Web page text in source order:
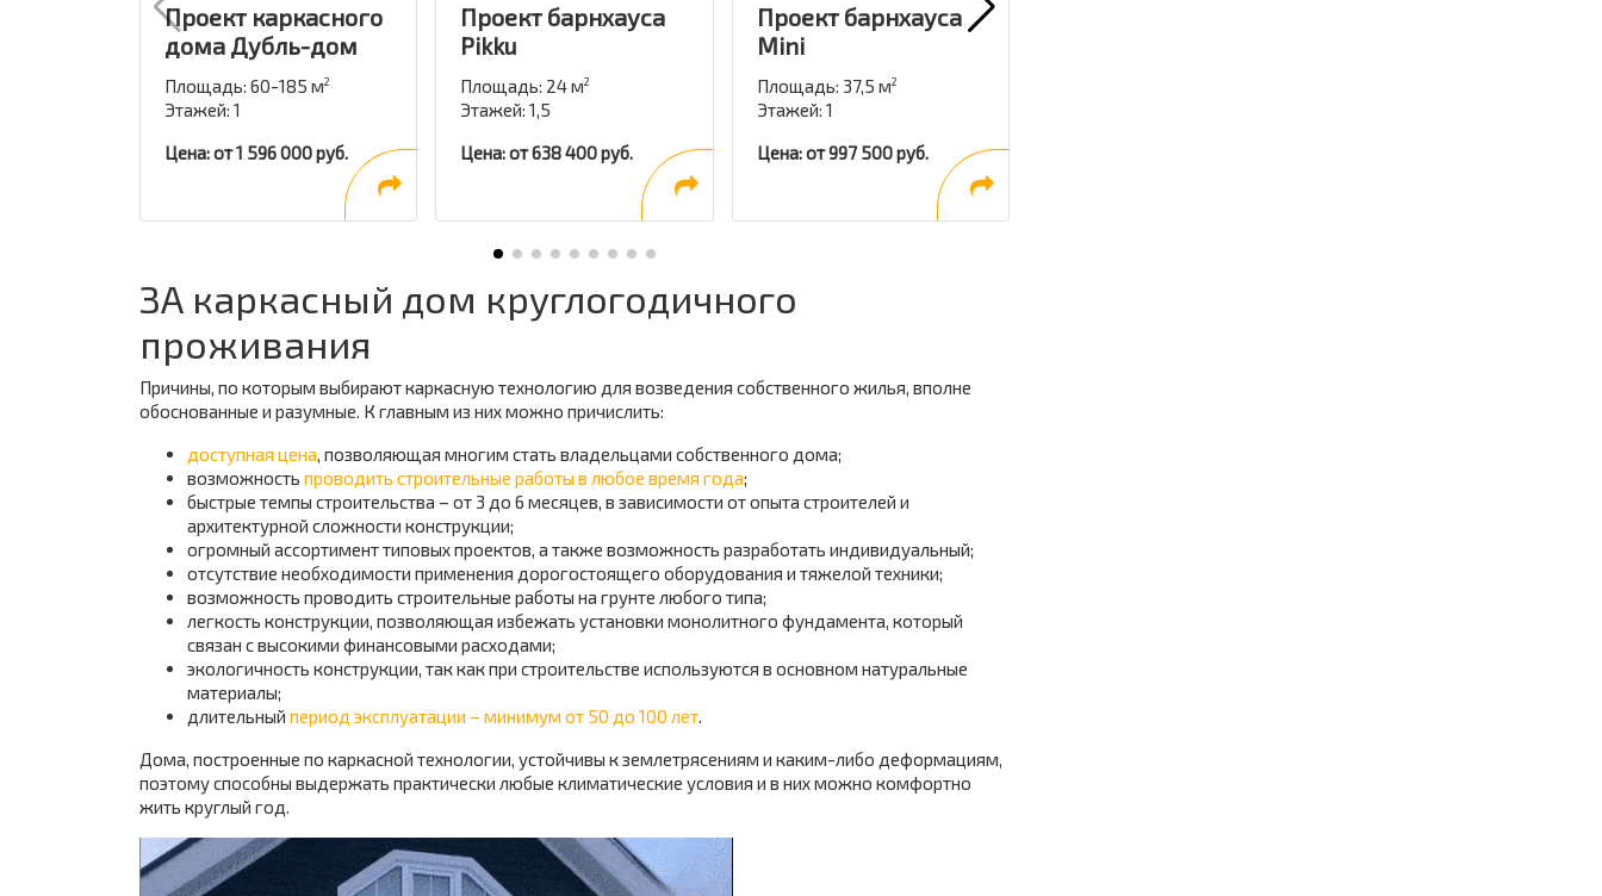
Проект каркасного
дома Дубль-дом
Площадь: 60-185 м2
Этажей: 1
Цена: от 1 596 000 руб.
Проект барнхауса
Pikku
Площадь: 24 м2
Этажей: 1,5
Цена: от 638 400 руб.
Проект барнхауса
Mini
Площадь: 37,5 м2
Этажей: 1
Цена: от 997 500 руб.
ЗА каркасный дом круглогодичного
проживания
Причины, по которым выбирают каркасную технологию для возведения собственного жилья, вполне
обоснованные и разумные. К главным из них можно причислить:
доступная цена, позволяющая многим стать владельцами собственного дома;
возможность проводить строительные работы в любое время года;
быстрые темпы строительства – от 3 до 6 месяцев, в зависимости от опыта строителей и
архитектурной сложности конструкции;
огромный ассортимент типовых проектов, а также возможность разработать индивидуальный;
отсутствие необходимости применения дорогостоящего оборудования и тяжелой техники;
возможность проводить строительные работы на грунте любого типа;
легкость конструкции, позволяющая избежать установки монолитного фундамента, который
связан с высокими финансовыми расходами;
экологичность конструкции, так как при строительстве используются в основном натуральные
материалы;
длительный период эксплуатации – минимум от 50 до 100 лет.
Дома, построенные по каркасной технологии, устойчивы к землетрясениям и каким-либо деформациям,
поэтому способны выдержать практически любые климатические условия и в них можно комфортно
жить круглый год.